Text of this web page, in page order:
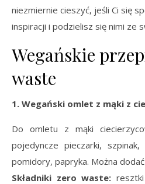
niezmiernie cieszyć, jeśli Ci się
inspiracji i podzielisz się nimi ze
Wegańskie
waste
1. Wegański omlet z mąki z
Do omletu z mąki
pojedyncze pieczarki,
pomidory, papryka. Można
Składniki zero waste: